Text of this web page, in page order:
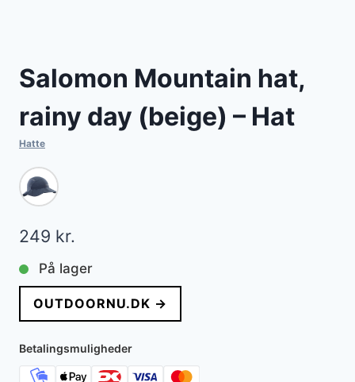
Salomon Mountain hat,
rainy day (beige) – Hat
Hatte
249 kr.
På lager
OUTDOORNU.DK →
Betalingsmuligheder